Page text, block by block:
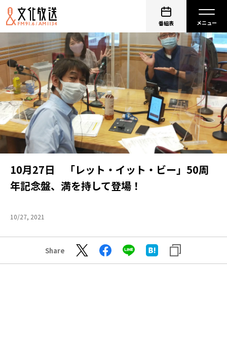
番組表
10月27日 「レット・イット・ビー」50周
年記念盤、満を持して登場！
10/27, 2021
Share